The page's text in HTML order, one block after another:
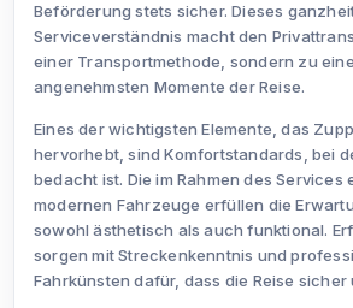
Beförderung stets sicher. Dieses
Serviceverständnis macht den
einer Transportmethode, sondern zu
angenehmsten Momente der Reise.
Eines der wichtigsten Elemente, das
hervorhebt, sind Komfortstandards, bei
bedacht ist. Die im Rahmen des Services
modernen Fahrzeuge erfüllen die
sowohl ästhetisch als auch funktional.
sorgen mit Streckenkenntnis und
Fahrkünsten dafür, dass die Reise